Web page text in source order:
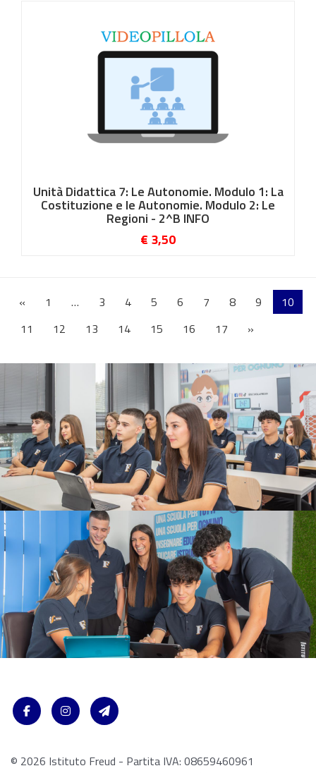
Unità Didattica 7: Le Autonomie. Modulo 1: La
Costituzione e le Autonomie. Modulo 2: Le
Regioni - 2^B INFO
€ 3,50
« 1 … 3 4 5 6 7 8 9
10
11
12 13 14 15 16 17 »
© 2026 Istituto Freud - Partita IVA: 08659460961